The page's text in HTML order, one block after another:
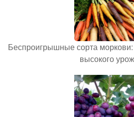
Беспроигрышные сорта
высокого